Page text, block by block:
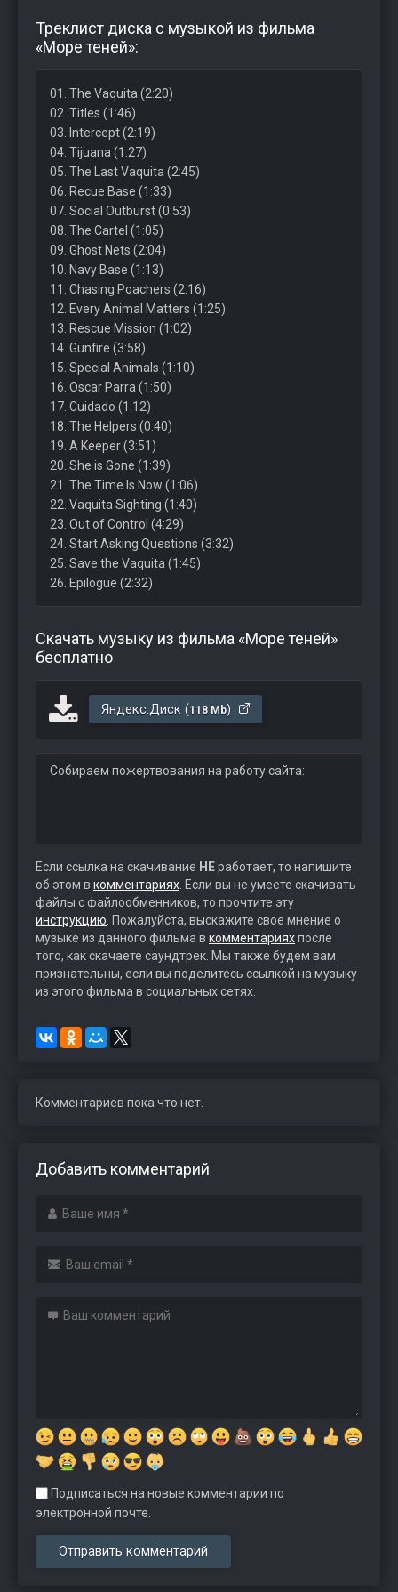
Треклист диска с музыкой из фильма
«Море теней»:
01. The Vaquita (2:20)
02. Titles (1:46)
03. Intercept (2:19)
04. Tijuana (1:27)
05. The Last Vaquita (2:45)
06. Recue Base (1:33)
07. Social Outburst (0:53)
08. The Cartel (1:05)
09. Ghost Nets (2:04)
10. Navy Base (1:13)
11. Chasing Poachers (2:16)
12. Every Animal Matters (1:25)
13. Rescue Mission (1:02)
14. Gunfire (3:58)
15. Special Animals (1:10)
16. Oscar Parra (1:50)
17. Cuidado (1:12)
18. The Helpers (0:40)
19. A Keeper (3:51)
20. She is Gone (1:39)
21. The Time Is Now (1:06)
22. Vaquita Sighting (1:40)
23. Out of Control (4:29)
24. Start Asking Questions (3:32)
25. Save the Vaquita (1:45)
26. Epilogue (2:32)
Скачать музыку из фильма «Море теней»
бесплатно
Яндекс.Диск (118 Mb)
Собираем пожертвования на работу сайта:
Если ссылка на скачивание НЕработает, то напишите
об этом в комментариях . Если вы не умеете скачивать
файлы с файлообменников, то прочтите эту
инструкцию . Пожалуйста, выскажите свое мнение о
музыке из данного фильма в комментарияхпосле
того, как скачаете саундтрек. Мы также будем вам
признательны, если вы поделитесь ссылкой на музыку
из этого фильма в социальных сетях.
Комментариев пока что нет.
Добавить комментарий
Подписаться на новые комментарии по
электронной почте.